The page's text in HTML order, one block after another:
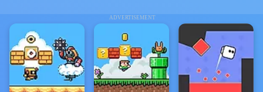
ADVERTISEMENT